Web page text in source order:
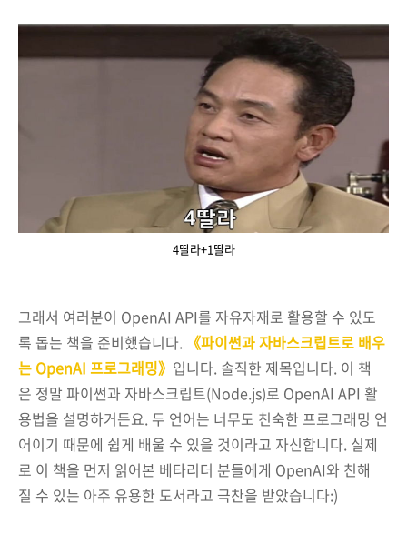
4딸라+1딸라
그래서 여러분이 OpenAI API를 자유자재로 활용할 수 있도
록 돕는 책을 준비했습니다. 《파이썬과 자바스크립트로 배우
는 OpenAI 프로그래밍》 입니다. 솔직한 제목입니다. 이 책
은 정말 파이썬과 자바스크립트(Node.js)로 OpenAI API 활
용법을 설명하거든요. 두 언어는 너무도 친숙한 프로그래밍 언
어이기 때문에 쉽게 배울 수 있을 것이라고 자신합니다. 실제
로 이 책을 먼저 읽어본 베타리더 분들에게 OpenAI와 친해
질 수 있는 아주 유용한 도서라고 극찬을 받았습니다:)